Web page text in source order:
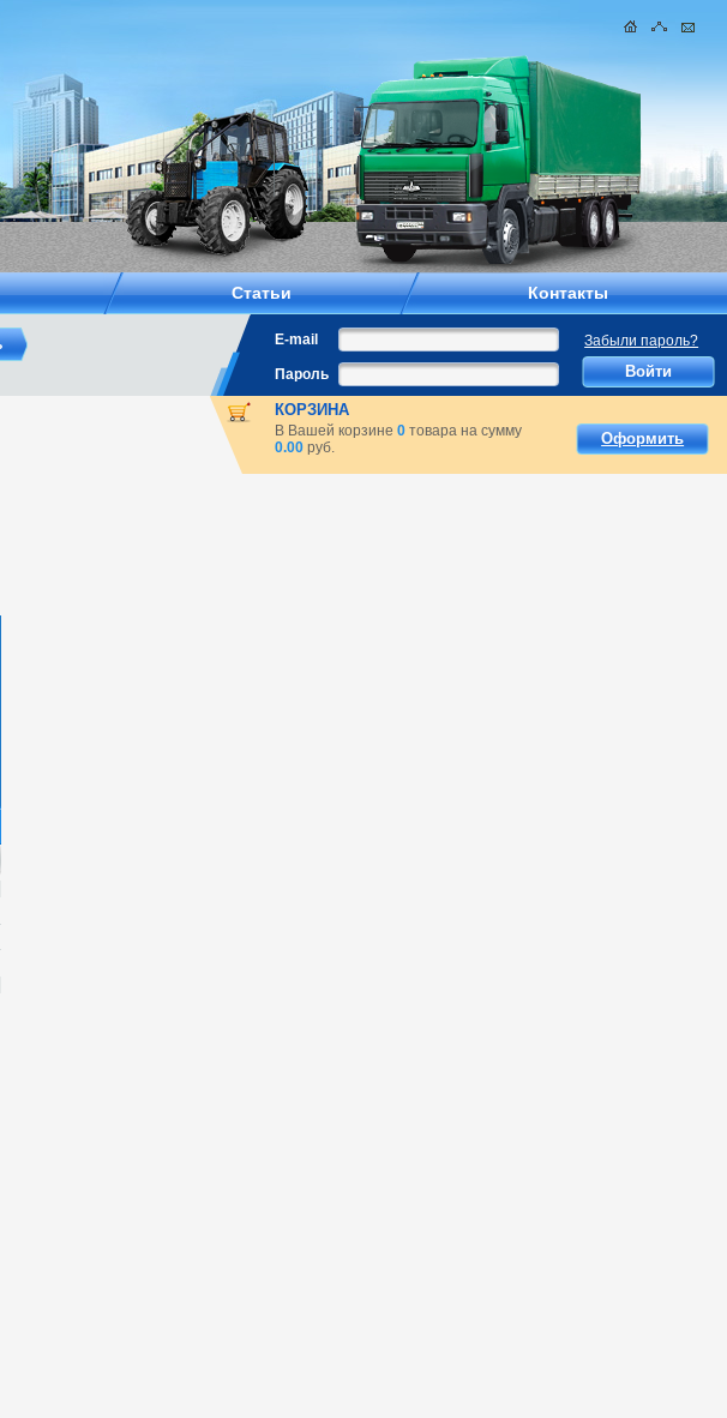
Статьи Контакты
E-mail
Забыли пароль?
Пароль
КОРЗИНА
В Вашей корзине0 товара на сумму
0.00 руб. Оформить